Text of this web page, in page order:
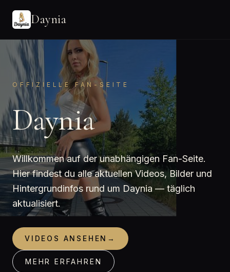
Daynia
OFFIZIELLE FAN-SEITE
Daynia
Willkommen auf der unabhängigen Fan-Seite.
Hier findest du alle aktuellen Videos, Bilder und
Hintergrundinfos rund um Daynia — täglich
aktualisiert.
VIDEOS ANSEHEN →
MEHR ERFAHREN